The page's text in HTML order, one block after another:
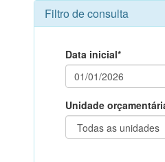
Filtro de consulta
Data inicial*
Unidade